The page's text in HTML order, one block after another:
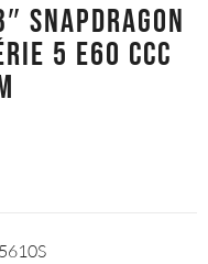
Snapdragon
5 E60 CCC